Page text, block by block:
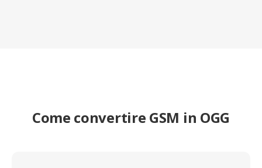
Come convertire GSM in OGG